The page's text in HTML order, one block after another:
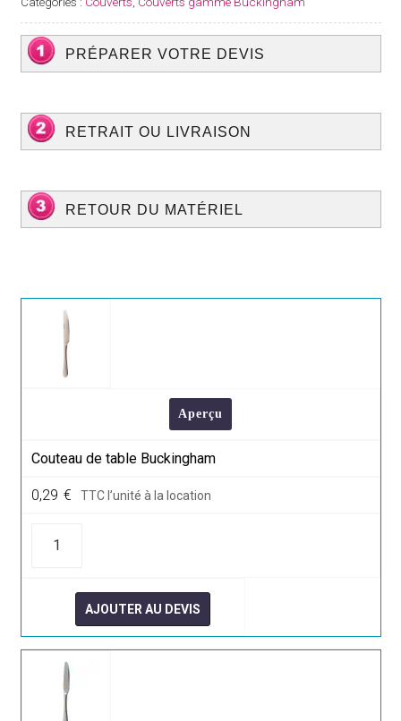
table
Buckingham
PRÉPARER VOTRE DEVIS
RETRAIT OU LIVRAISON
RETOUR DU MATÉRIEL
Aperçu
Couteau de table Buckingham
0,29 € TTC l’unité à la location
BuckinghamAJOUTER AU DEVIS